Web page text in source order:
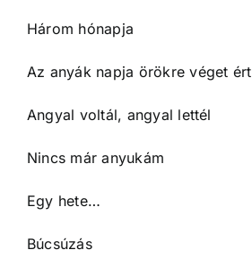
Három hónapja
Az anyák napja örökre véget ért
Angyal voltál, angyal lettél
Nincs már anyukám
Egy hete…
Búcsúzás